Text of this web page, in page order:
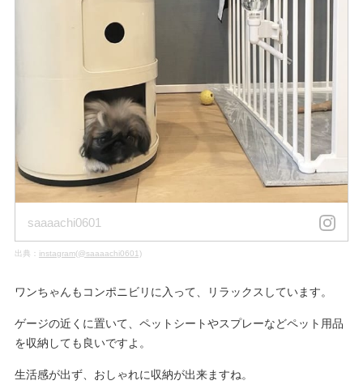
saaaachi0601
出典： instagram(@saaaachi0601)
ワンちゃんもコンポニビリに入って、リラックスしています。
ゲージの近くに置いて、ペットシートやスプレーなどペット用品
を収納しても良いですよ。
生活感が出ず、おしゃれに収納が出来ますね。